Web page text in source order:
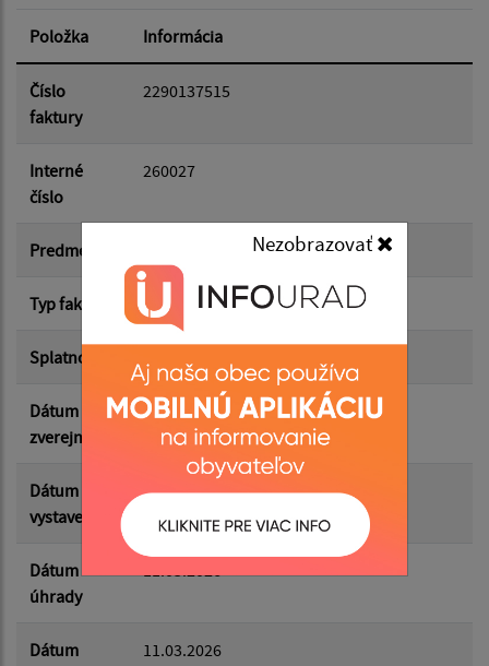
Nezobrazovať
Dátum od:
Dátum do:
Suma od:
Suma do:
Filtrovať Reset
Položka Informácia
Číslo
faktury
2290137515
Interné
číslo
260027
Predmet VSE A.s. Fa č.7294283469
Typ faktúry dodávateľská
Splatnosť
Dátum
zverejnenia
27.07.2026
Dátum
vystavenia
05.03.2026
Dátum
úhrady
11.03.2026
Dátum
11.03.2026